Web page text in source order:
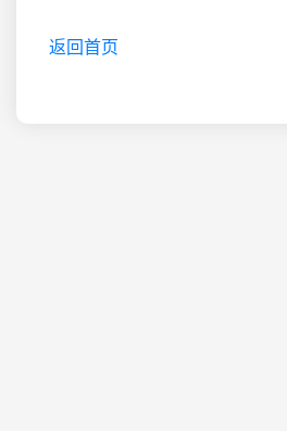
返回首页